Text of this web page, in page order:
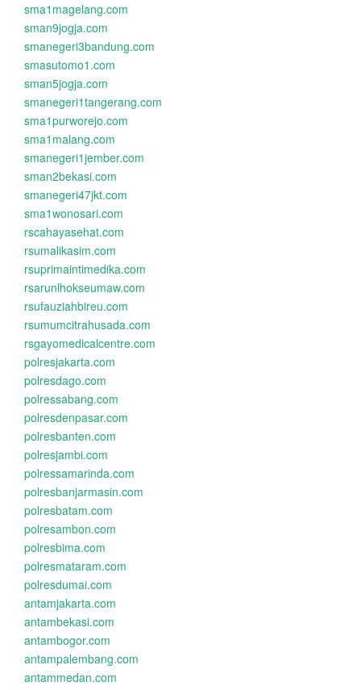
sma1magelang.com
sman9jogja.com
smanegeri3bandung.com
smasutomo1.com
sman5jogja.com
smanegeri1tangerang.com
sma1purworejo.com
sma1malang.com
smanegeri1jember.com
sman2bekasi.com
smanegeri47jkt.com
sma1wonosari.com
rscahayasehat.com
rsumalikasim.com
rsuprimaintimedika.com
rsarunlhokseumaw.com
rsufauziahbireu.com
rsumumcitrahusada.com
rsgayomedicalcentre.com
polresjakarta.com
polresdago.com
polressabang.com
polresdenpasar.com
polresbanten.com
polresjambi.com
polressamarinda.com
polresbanjarmasin.com
polresbatam.com
polresambon.com
polresbima.com
polresmataram.com
polresdumai.com
antamjakarta.com
antambekasi.com
antambogor.com
antampalembang.com
antammedan.com